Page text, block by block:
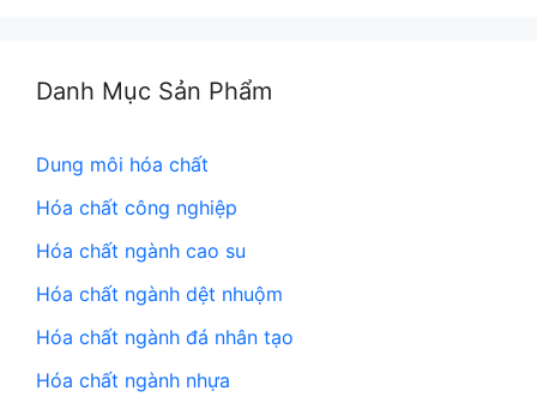
Danh Mục Sản Phẩm
Dung môi hóa chất
Hóa chất công nghiệp
Hóa chất ngành cao su
Hóa chất ngành dệt nhuộm
Hóa chất ngành đá nhân tạo
Hóa chất ngành nhựa